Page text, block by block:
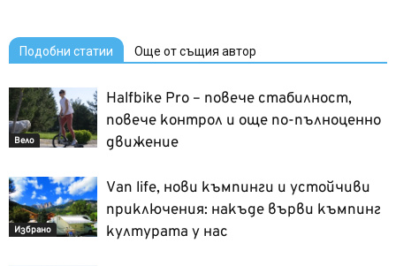
Подобни статии Още от същия автор
Вело
Halfbike Pro – повече стабилност,
повече контрол и още по-пълноценно
движение
Избрано
Van life, нови къмпинги и устойчиви
приключения: накъде върви къмпинг
културата у нас